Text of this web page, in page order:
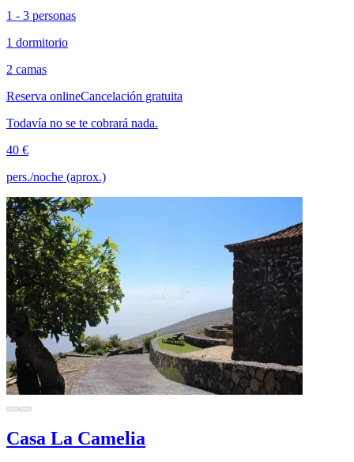
1 - 3 personas
1 dormitorio
2 camas
Reserva onlineCancelación gratuita
Todavía no se te cobrará nada.
40 €
pers./noche (aprox.)
Casa La Camelia